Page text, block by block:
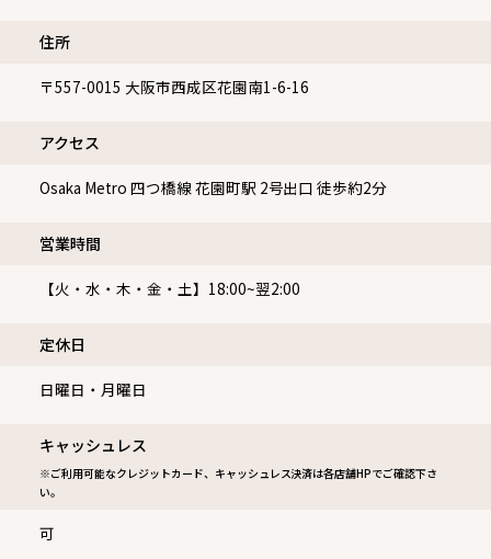
住所
〒557-0015 大阪市西成区花園南1-6-16
アクセス
Osaka Metro 四つ橋線 花園町駅 2号出口 徒歩約2分
営業時間
【火・水・木・金・土】18:00~翌2:00
定休⽇
日曜日・月曜日
キャッシュレス
※ご利用可能なクレジットカード、キャッシュレス決済は各店舗HPでご確認下さ
い。
可